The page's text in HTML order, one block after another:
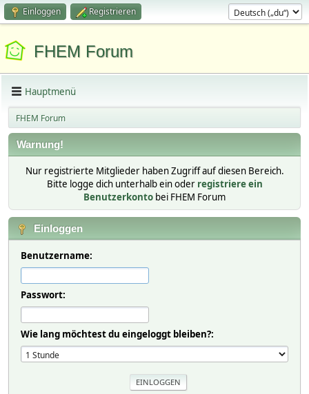
Einloggen Registrieren
FHEM Forum
Hauptmenü
FHEM Forum
Warnung!
Nur registrierte Mitglieder haben Zugriff auf diesen Bereich.
Bitte logge dich unterhalb ein oder registriere ein
Benutzerkonto bei FHEM Forum
Einloggen
Benutzername:
Passwort:
Wie lang möchtest du eingeloggt bleiben?: